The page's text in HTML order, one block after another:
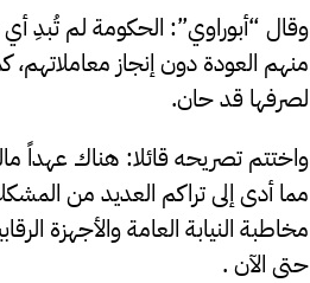
وقال “أبوراوي”: الحكومة لم تُبدِ
منهم العودة دون إنجاز
لصرفها قد حان.
واختتم تصريحه قائلا: هناك عهداً
مما أدى إلى تراكم العديد من
مخاطبة النيابة العامة والأجهزة
حتى الآن .